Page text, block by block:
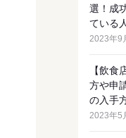
選！成
ている
2023年9
【飲食
方や申
の入手
2023年5